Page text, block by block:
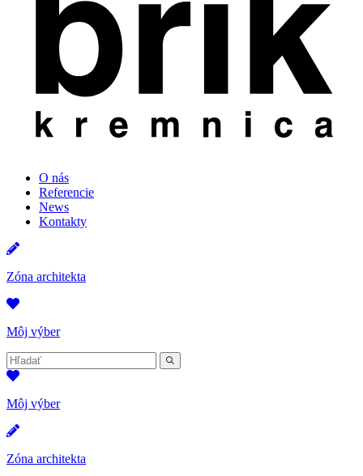
O nás
Referencie
News
Kontakty
Zóna architekta
Môj výber
Hľadať:
Hľadať
Môj výber
Zóna architekta